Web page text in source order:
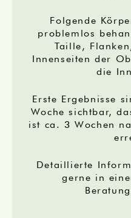
Folgende
problemlos
Taille,
Innenseiten der
die
Erste Ergebnisse
Woche sichtbar,
ist ca. 3 Wochen
Detaillierte
gerne in